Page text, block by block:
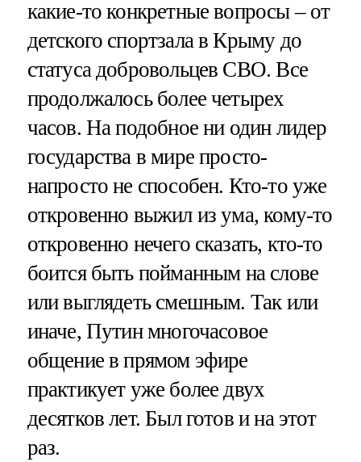
какие-то конкретные вопросы – от
детского спортзала в Крыму до
статуса добровольцев СВО. Все
продолжалось более четырех
часов. На подобное ни один лидер
государства в мире просто-
напросто не способен. Кто-то уже
откровенно выжил из ума, кому-то
откровенно нечего сказать, кто-то
боится быть пойманным на слове
или выглядеть смешным. Так или
иначе, Путин многочасовое
общение в прямом эфире
практикует уже более двух
десятков лет. Был готов и на этот
раз.